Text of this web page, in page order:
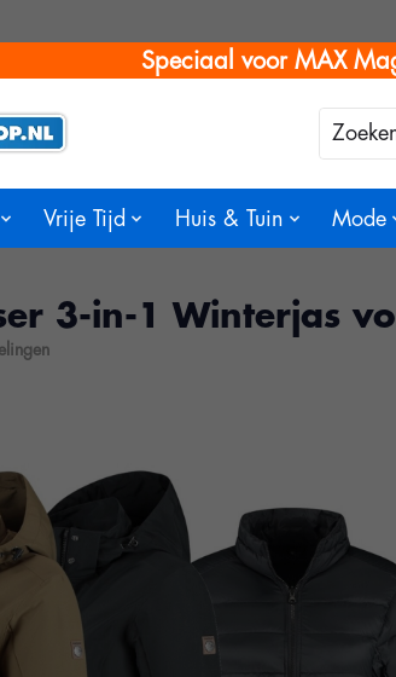
Speciaal voor MAX
Zoeken
Vrije Tijd Huis & Tuin Mode
3-in-1 Winterjas
0van de 5